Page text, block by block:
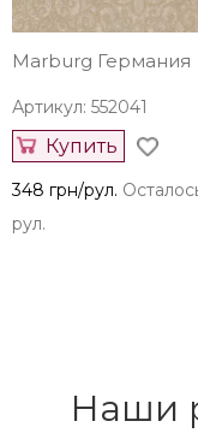
Marburg Германия
Артикул: 552041
Купить
348 грн/рул.
рул.
Наши